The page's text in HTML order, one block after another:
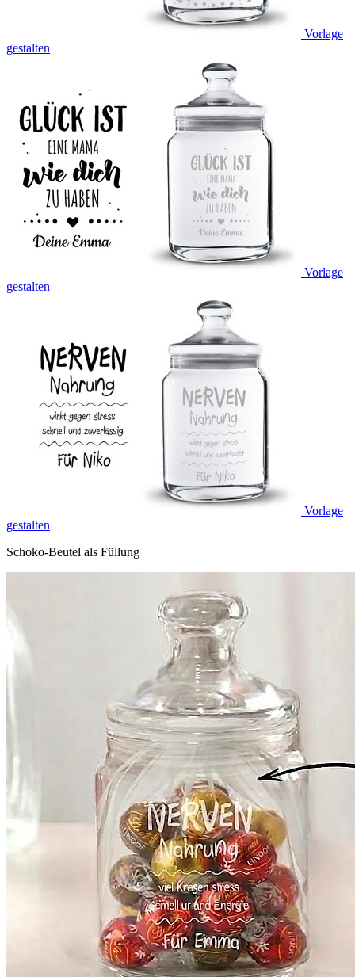
Vorlage
gestalten
Vorlage
gestalten
Vorlage
gestalten
Schoko-Beutel als Füllung